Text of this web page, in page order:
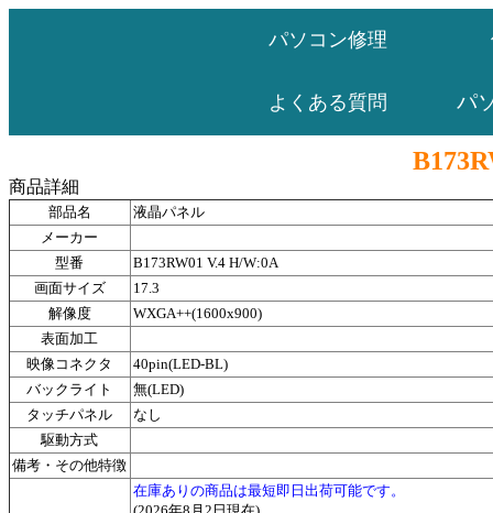
パソコン修理
よくある質問 パ
商品詳細
部品名
液晶パネル
メーカー
型番
B173RW01 V.4 H/W:0A
画面サイズ
17.3
解像度
WXGA++(1600x900)
表面加工
映像コネクタ
40pin(LED-BL)
バックライト
無(LED)
タッチパネル
なし
駆動方式
備考・その他特徴
在庫ありの商品は最短即日出荷可能です。